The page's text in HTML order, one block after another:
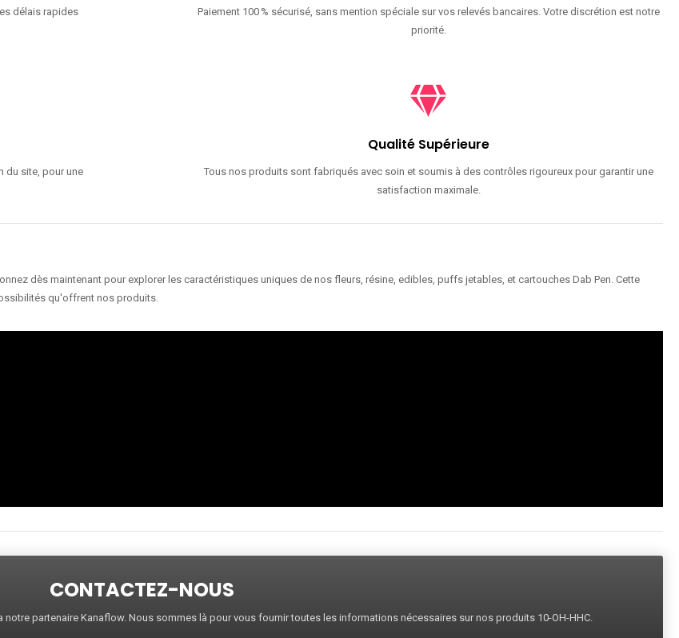
délais rapides
Paiement 100 % sécurisé, sans mention spéciale sur vos relevés bancaires. Votre discrétion est notre
priorité.
du site, pour une
Qualité Supérieure
Tous nos produits sont fabriqués avec soin et soumis à des contrôles rigoureux pour garantir une
satisfaction maximale.
dès maintenant pour explorer les caractéristiques uniques de nos fleurs, résine, edibles, puffs jetables, et cartouches Dab Pen. Cette
qu'offrent nos produits.
CONTACTEZ-NOUS
partenaire Kanaflow. Nous sommes là pour vous fournir toutes les informations nécessaires sur nos produits 10-OH-HHC.